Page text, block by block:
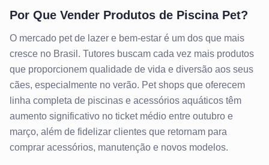
Por Que Vender Produtos de Piscina Pet?
O mercado pet de lazer e bem-estar é um dos que mais
cresce no Brasil. Tutores buscam cada vez mais produtos
que proporcionem qualidade de vida e diversão aos seus
cães, especialmente no verão. Pet shops que oferecem
linha completa de piscinas e acessórios aquáticos têm
aumento significativo no ticket médio entre outubro e
março, além de fidelizar clientes que retornam para
comprar acessórios, manutenção e novos modelos.